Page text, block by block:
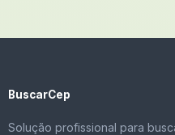
BuscarCep
Solução profissional para